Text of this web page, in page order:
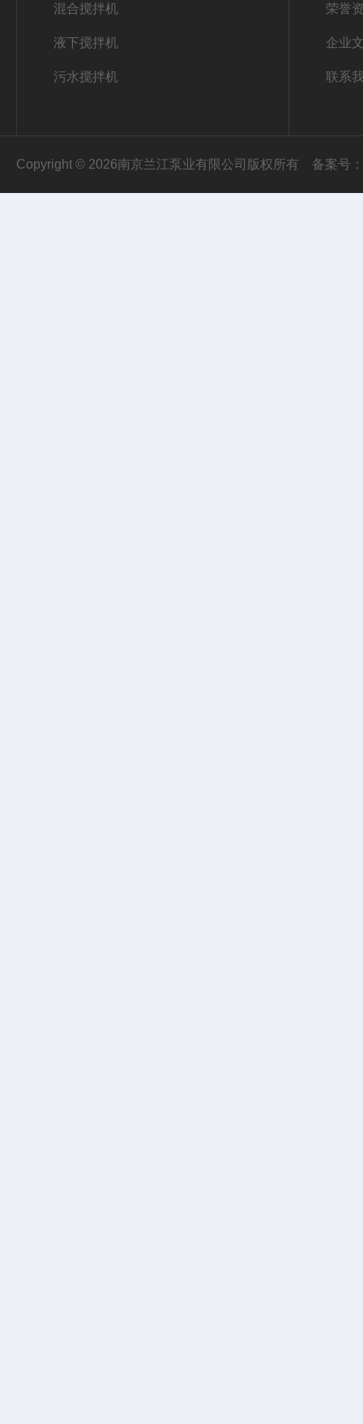
混合搅拌机
液下搅拌机
污水搅拌机
荣誉
企业
联系
Copyright © 2026南京兰江泵业有限公司版权所有 备案号